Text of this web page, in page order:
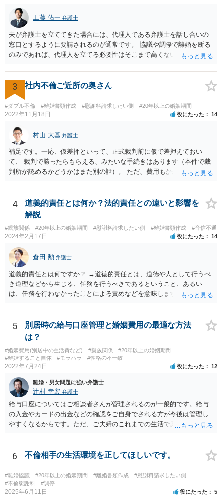
工藤 佑一 弁護士
夫が弁護士を立ててきた場合には、代理人である弁護士を話し合いの
窓口とするように要請されるのが通常です。 協議や調停で離婚を断る
のみであれば、代理人を立てる必要性はそこまで高くないようにも思
姻費用についてもまとまっていない状況である場合には代理人を立て
ることが適切かも知れません。 依頼するかどうかの検討も含め、お近
くの弁護士へ相談はされてみると良いと考えます。
3 社内不倫ご近所の奥さん
#ダブル不倫 #離婚書類作成 #慰謝料請求したい側 #20年以上の婚姻期間
2022年11月18日 役にたった 14
村山 大基 弁護士
補足です。一応、仮差押といって、正式裁判前に仮で差押えておい
て、 裁判で勝ったらもらえる、みたいな手続きはあります（本件で裁
判所が認めるかどうかはまた別の話）。 ただ、費用もかかりますし、
のであれば、 面談相談に行って詳しく話を聞いてみましょう。
4
道義的責任とは何か？法的責任との違いと影響を
解説
#親族関係 #20年以上の婚姻期間 #慰謝料請求したい側 #離婚書類作成 #音信不通
2024年2月17日 役にたった 14
倉田 勲 弁護士
道義的責任とは何ですか？ →道徳的責任とは、道徳や人として行うべ
き道理などから生じる、任務を行うべきであるということ、あるい
は、任務を行わなかったことによる責めなどを意味します。 道義的責
則はありませんが、道義的責任を果たさないことで、他人からの信用
を無くす、不遇を受けるなどの一般的にはそのような事実上の不利益
が生じます。
5
別居時の給与口座管理と婚姻費用の最適な方法
は？
#婚姻費用(別居中の生活費など) #親族関係
#20年以上の婚姻期間
#離婚すること自体
#モラハラ #性格の不一致
2022年7月24日 役にたった 12
離婚・男女問題に強い弁護士
辻村 幸宏 弁護士
給与口座についてはご相談者さんが管理されるのが一般的です。給与
の入金やカードの出金などの確認をご自身でされる方が今後は管理し
やすくなるからです。ただ、ご夫婦のこれまでの生活で奥様が管理さ
しても構わないとは思います。 隠し財産といっても、収入は給与だけ
で隠しようがないでしょうし、今わかっていない財産がないのであれ
はなりますので杞憂ということになろうかと思います。 婚姻費用を渡
さないというおそれを奥様が抱くのはやむない面もあるとは思います
が、ここは信じていただくしかないですし、婚姻費用の金額の合意が
6 不倫相手の生活環境を正してほしいです。
#離婚協議 #20年以上の婚姻期間 #離婚書類作成
#慰謝料請求したい側
#不倫慰謝料
#調停
2025年6月11日 役にたった 5